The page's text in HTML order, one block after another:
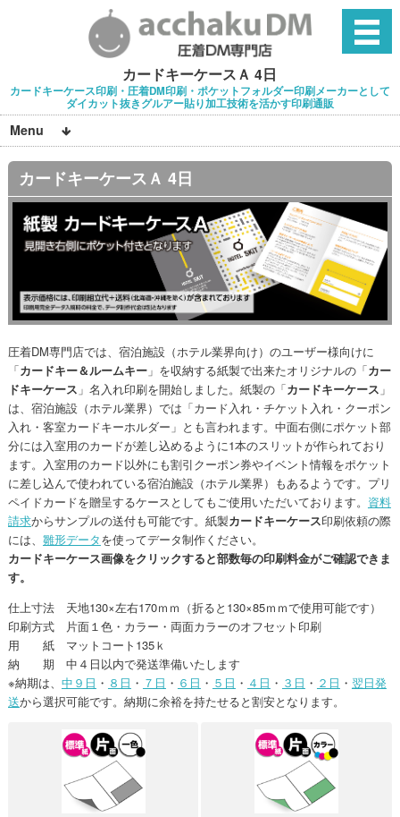
カードキーケースＡ 4日
カードキーケース印刷・圧着DM印刷・ポケットフォルダー印刷メーカーとして
ダイカット抜きグルアー貼り加工技術を活かす印刷通販
Menu
カードキーケースＡ 4日
圧着DM専門店では、宿泊施設（ホテル業界向け）のユーザー様向けに
「カードキー＆ルームキー」を収納する紙製で出来たオリジナルの「カー
ドキーケース 」名入れ印刷を開始しました。紙製の「カードキーケース 」
は、宿泊施設（ホテル業界）では「カード入れ・チケット入れ・クーポン
入れ・客室カードキーホルダー」とも言われます。中面右側にポケット部
分には入室用のカードが差し込めるように1本のスリットが作られており
ます。入室用のカード以外にも割引クーポン券やイベント情報をポケット
に差し込んで使われている宿泊施設（ホテル業界）もあるようです。プリ
ペイドカードを贈呈するケースとしてもご使用いただいております。 資料
請求からサンプルの送付も可能です。紙製カードキーケース印刷依頼の際
には、 雛形データを使ってデータ制作ください。
カードキーケース画像をクリックすると部数毎の印刷料金がご確認できま
す。
仕上寸法 天地130×左右170ｍｍ（折ると130×85ｍｍで使用可能です）
印刷方式 片面１色・カラー・両面カラーのオフセット印刷
用 紙 マットコート135ｋ
納 期 中４日以内で発送準備いたします
※納期は、 中９日 ・ ８日 ・ ７日 ・ ６日 ・ ５日 ・ ４日 ・ ３日 ・ ２日 ・ 翌日発
送から選択可能です。納期に余裕を持たせると割安となります。